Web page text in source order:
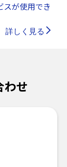
スが使用でき
詳しく見る
わせ